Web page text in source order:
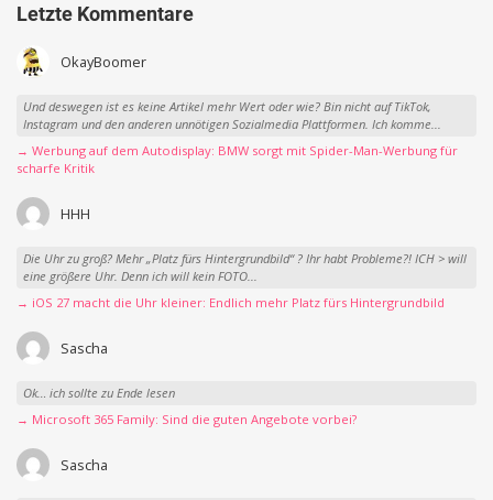
Letzte Kommentare
OkayBoomer
Und deswegen ist es keine Artikel mehr Wert oder wie? Bin nicht auf TikTok,
Instagram und den anderen unnötigen Sozialmedia Plattformen. Ich komme...
→ Werbung auf dem Autodisplay: BMW sorgt mit Spider-Man-Werbung für
scharfe Kritik
HHH
Die Uhr zu groß? Mehr „Platz fürs Hintergrundbild“ ? Ihr habt Probleme?! ICH > will
eine größere Uhr. Denn ich will kein FOTO...
→ iOS 27 macht die Uhr kleiner: Endlich mehr Platz fürs Hintergrundbild
Sascha
Ok… ich sollte zu Ende lesen
→ Microsoft 365 Family: Sind die guten Angebote vorbei?
Sascha